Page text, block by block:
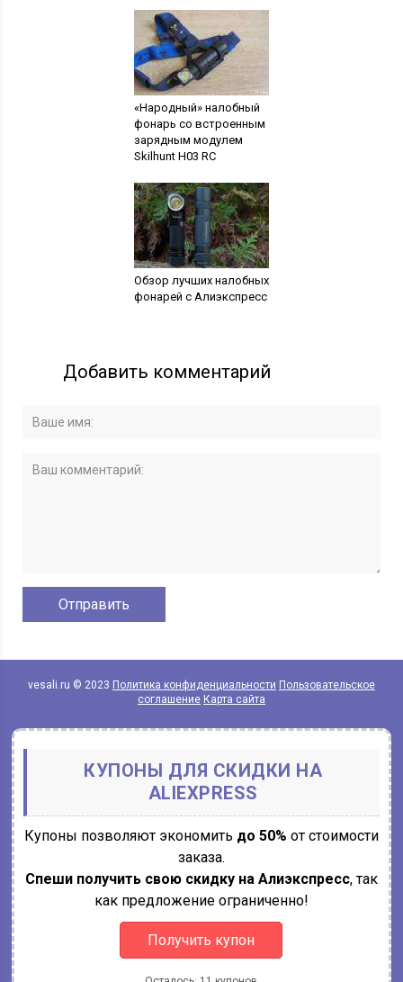
«Народный» налобный
фонарь со встроенным
зарядным модулем
Skilhunt H03 RC
Обзор лучших налобных
фонарей с Алиэкспресс
Добавить комментарий
vesali.ru © 2023 Политика конфиденциальности Пользовательское
соглашение Карта сайта
КУПОНЫ ДЛЯ СКИДКИ НА
ALIEXPRESS
Купоны позволяют экономить до 50% от стоимости
заказа.
Спеши получить свою скидку на Алиэкспресс, так
как предложение ограниченно!
Получить купон